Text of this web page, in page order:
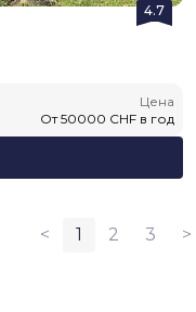
4.7
Цена
От 50000 CHF в год
< 1 2 3 >